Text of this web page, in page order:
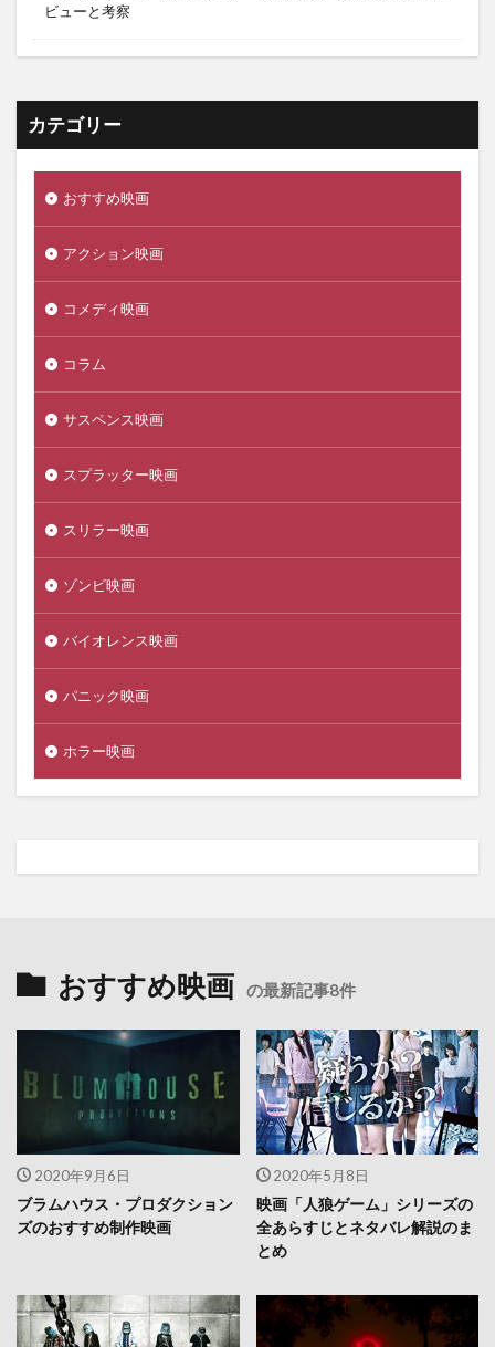
ビューと考察
カテゴリー
おすすめ映画
アクション映画
コメディ映画
コラム
サスペンス映画
スプラッター映画
スリラー映画
ゾンビ映画
バイオレンス映画
パニック映画
ホラー映画
おすすめ映画 の最新記事8件
2020年9月6日
ブラムハウス・プロダクション
ズのおすすめ制作映画
2020年5月8日
映画「人狼ゲーム」シリーズの
全あらすじとネタバレ解説のま
とめ